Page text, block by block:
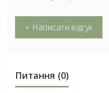
+ Написати відгук
Питання (0)